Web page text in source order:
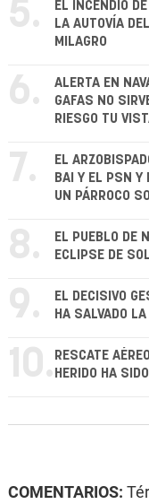
5.
EL INCENDIO
LA AUTOVÍA
MILAGRO
6.
ALERTA EN
GAFAS NO
RIESGO TU
7.
EL
BAI Y EL PSN Y
UN PÁRROCO
8.
EL PUEBLO DE
ECLIPSE DE
9.
EL DECISIVO
HA SALVADO
10. RESCATE
HERIDO HA
COMENTARIOS: